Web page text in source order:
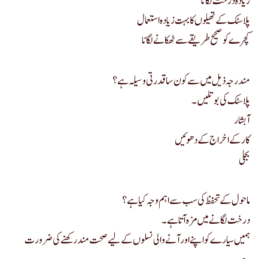
پلاسٹک کے تھیلوں کا بہت زیادہ استعمال
کچرے کو صحیح طریقے سے ٹھکانے لگانا
مندرجہ ذیل میں سے کون سا قدرتی وسیلہ ہے؟
پلاسٹک کی بوتلیں۔
آبشار
کار کے اخراج کے دھوئیں
بجلی
ماحول کے تحفظ کی سب سے اہم وجہ کیا ہے؟
درخت لگانے میں مزہ آتا ہے۔
ہمیں سیارے کو اپنے اور آنے والی نسلوں کے لیے صحت مند رکھنے کی ضرورت